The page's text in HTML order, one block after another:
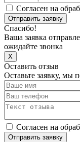
Согласен на
Отправить заявку
Спасибо!
Ваша заявка
ожидайте звонка
X
Оставить отзыв
Оставьте заявку, мы
Согласен на
Отправить заявку